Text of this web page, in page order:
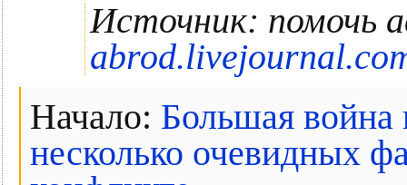
Источник: помочь
Начало: Большая
несколько очевидных